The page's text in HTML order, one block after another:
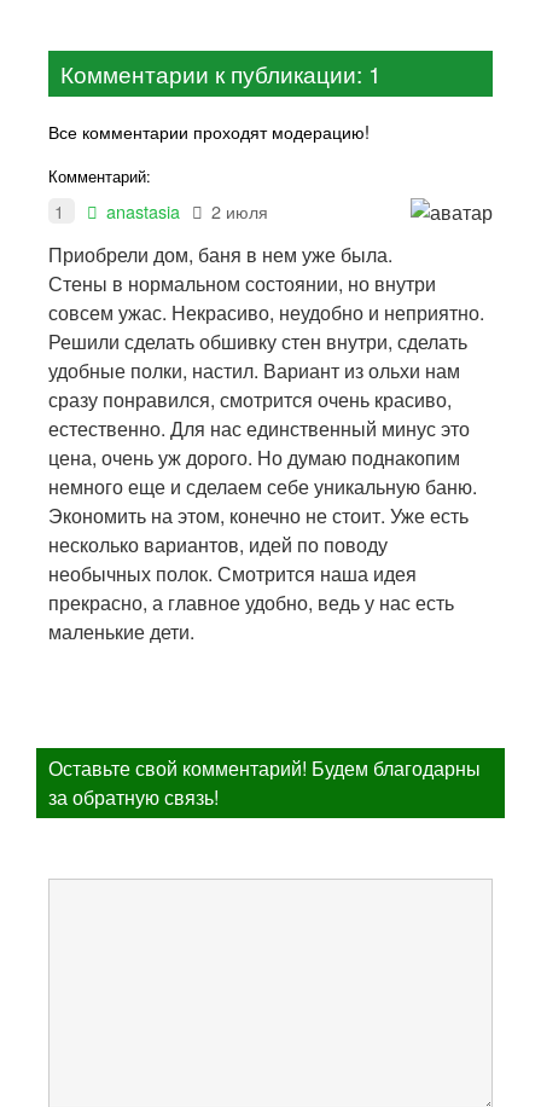
Комментарии к публикации: 1
Все комментарии проходят модерацию!
Комментарий:
1 anastasia 2 июля
Приобрели дом, баня в нем уже была.
Стены в нормальном состоянии, но внутри
совсем ужас. Некрасиво, неудобно и неприятно.
Решили сделать обшивку стен внутри, сделать
удобные полки, настил. Вариант из ольхи нам
сразу понравился, смотрится очень красиво,
естественно. Для нас единственный минус это
цена, очень уж дорого. Но думаю поднакопим
немного еще и сделаем себе уникальную баню.
Экономить на этом, конечно не стоит. Уже есть
несколько вариантов, идей по поводу
необычных полок. Смотрится наша идея
прекрасно, а главное удобно, ведь у нас есть
маленькие дети.
Оставьте свой комментарий! Будем благодарны
за обратную связь!